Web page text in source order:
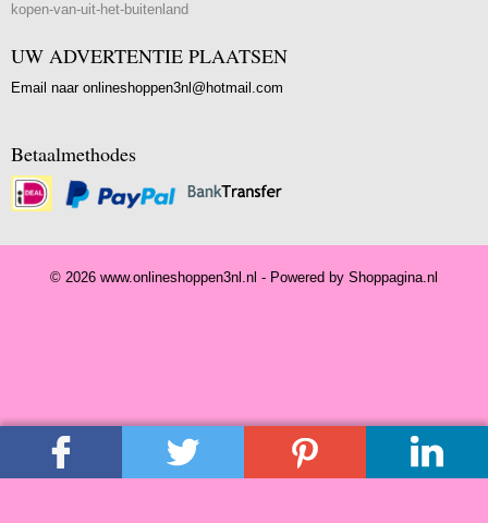
kopen-van-uit-het-buitenland
UW ADVERTENTIE PLAATSEN
Email naar onlineshoppen3nl@hotmail.com
Betaalmethodes
© 2026 www.onlineshoppen3nl.nl - Powered by Shoppagina.nl